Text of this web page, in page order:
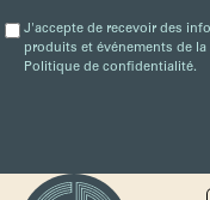
J'accepte de recevoir des
produits et événements de
Politique de confidentialité.